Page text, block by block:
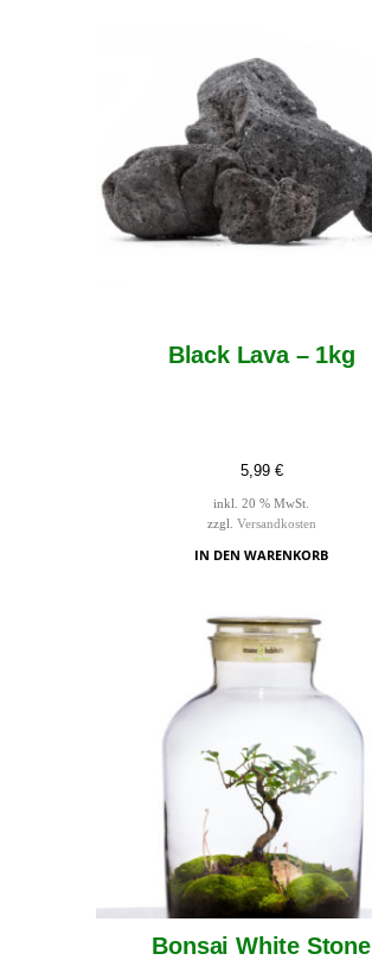
Black Lava – 1kg
5,99 €
inkl. 20 % MwSt.
zzgl. Versandkosten
IN DEN WARENKORB
Bonsai White Stone